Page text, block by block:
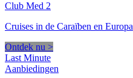
Club Med 2
Cruises in de Caraïben en Europa
Ontdek nu >
Last Minute
Aanbiedingen